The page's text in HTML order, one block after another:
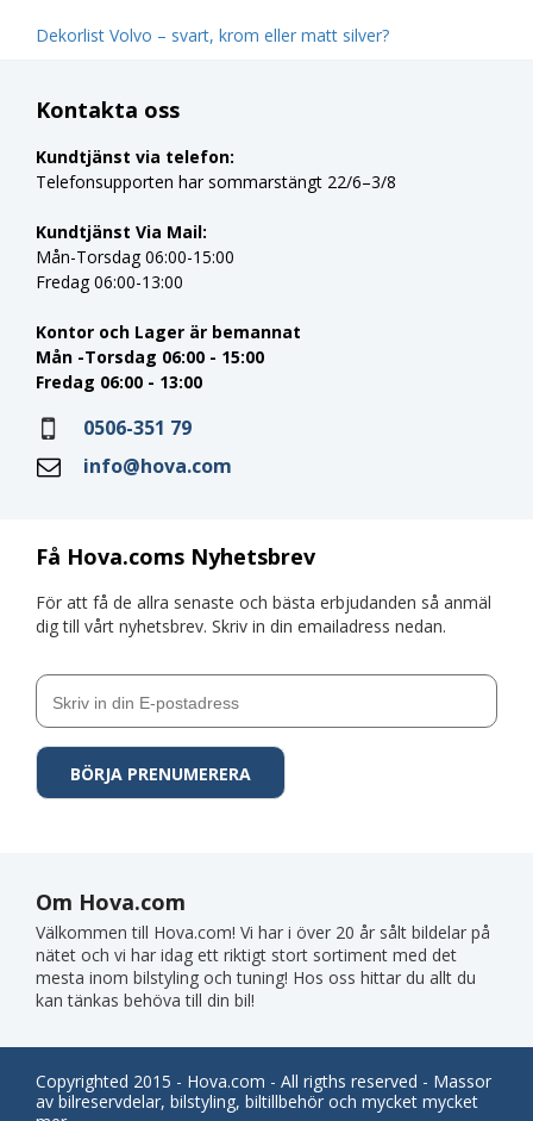
Dekorlist Volvo – svart, krom eller matt silver?
Få Hova.coms Nyhetsbrev
För att få de allra senaste och bästa erbjudanden så anmäl
dig till vårt nyhetsbrev. Skriv in din emailadress nedan.
Kontakta oss
Kundtjänst via telefon:
Telefonsupporten har sommarstängt 22/6–3/8
Kundtjänst Via Mail:
Mån-Torsdag 06:00-15:00
Fredag 06:00-13:00
Kontor och Lager är bemannat
Mån -Torsdag 06:00 - 15:00
Fredag 06:00 - 13:00
0506-351 79
info@hova.com
Om Hova.com
Välkommen till Hova.com! Vi har i över 20 år sålt bildelar på
nätet och vi har idag ett riktigt stort sortiment med det
mesta inom bilstyling och tuning! Hos oss hittar du allt du
kan tänkas behöva till din bil!
Copyrighted 2015 - Hova.com - All rigths reserved - Massor
av bilreservdelar, bilstyling, biltillbehör och mycket mycket